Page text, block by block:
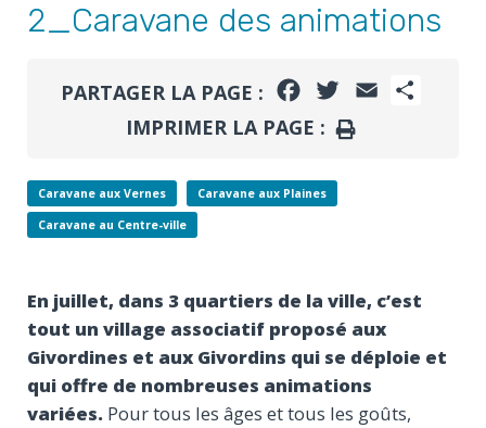
2_Caravane des animations
PARTAGER LA PAGE : FACEBOOKTWITTER
EMAIL
IMPRIMER LA PAGE : IMPRIMER
Caravane aux Vernes Caravane aux Plaines
Caravane au Centre-ville
En juillet, dans 3 quartiers de la ville, c’est
tout un village associatif proposé aux
Givordines et aux Givordins qui se déploie et
qui offre de nombreuses animations
variées. Pour tous les âges et tous les goûts,